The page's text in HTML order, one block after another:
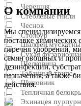
Черешня
9
Чеснок
1
Шалфей
8
Шелковица
3
Шиповник
8
Эхинацея
3
Стеблевые гнили
1
Столбур
2
Сухая
1
Табачный трипс
12
Тепличная
8
О компании
Мы
поставке химических
перечня удобрений,
семян овощных и
дезинфекции,
назначения, а также
действия.